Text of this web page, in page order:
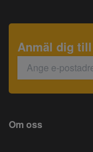
Anmäl dig
Om oss